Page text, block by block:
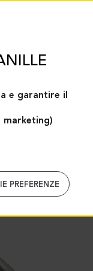
e garantire il
marketing)
PREFERENZE
SPEZIE E AIUTI